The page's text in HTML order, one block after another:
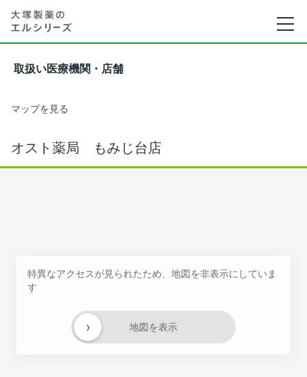
取扱い医療機関・店舗
マップを見る
オスト薬局 もみじ台店
特異なアクセスが見られたため、地図を非表示にしていま
す
地図を表示
›